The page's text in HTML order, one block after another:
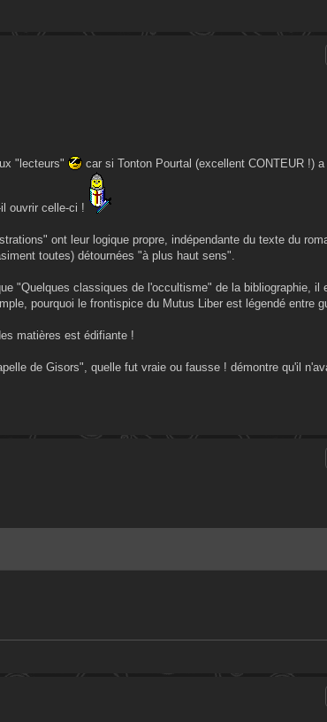
"lecteurs" car si Tonton Pourtal (excellent CONTEUR !)
ouvrir celle-ci !
ont leur logique propre, indépendante du texte du
toutes) détournées "à plus haut sens".
"Quelques classiques de l'occultisme" de la bibliographie, il
pourquoi le frontispice du Mutus Liber est légendé entre
matières est édifiante !
de Gisors", quelle fut vraie ou fausse ! démontre qu'il